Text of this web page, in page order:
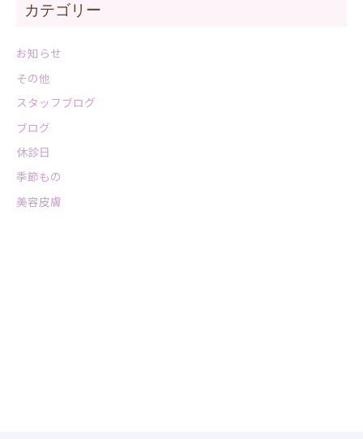
カテゴリー
お知らせ
その他
スタッフブログ
ブログ
休診日
季節もの
美容皮膚